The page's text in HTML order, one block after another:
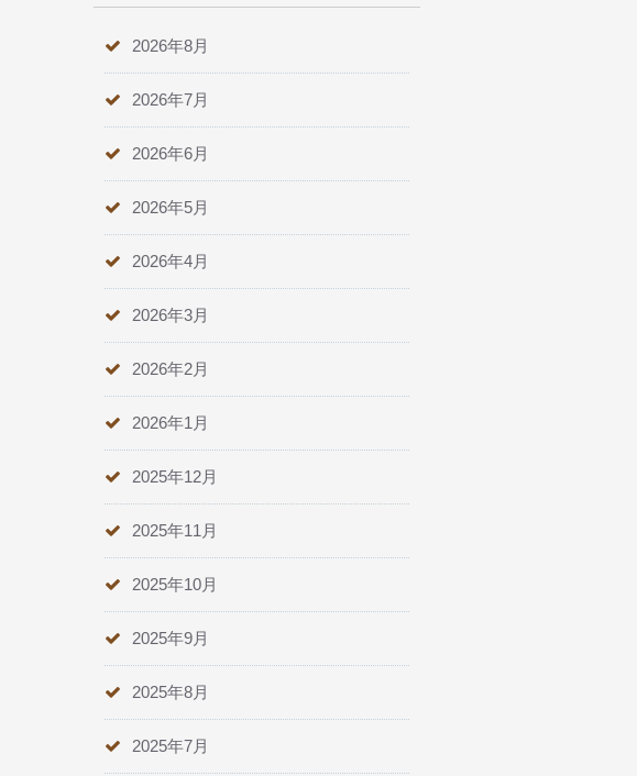
2026年8月
2026年7月
2026年6月
2026年5月
2026年4月
2026年3月
2026年2月
2026年1月
2025年12月
2025年11月
2025年10月
2025年9月
2025年8月
2025年7月